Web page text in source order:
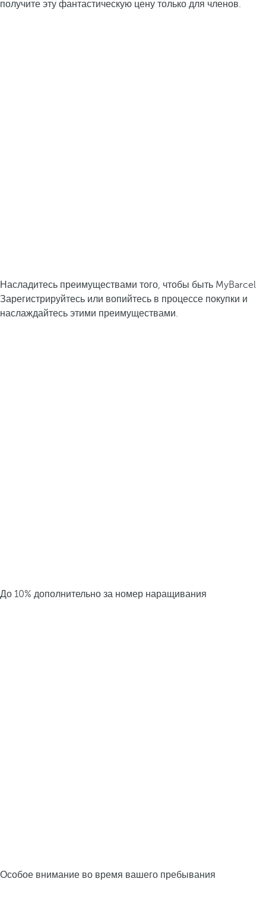
получите эту фантастическую цену только для членов.
Насладитесь преимуществами того, чтобы быть MyBarcel
Зарегистрируйтесь или вопийтесь в процессе покупки и
наслаждайтесь этими преимуществами.
До 10% дополнительно за номер наращивания
Особое внимание во время вашего пребывания